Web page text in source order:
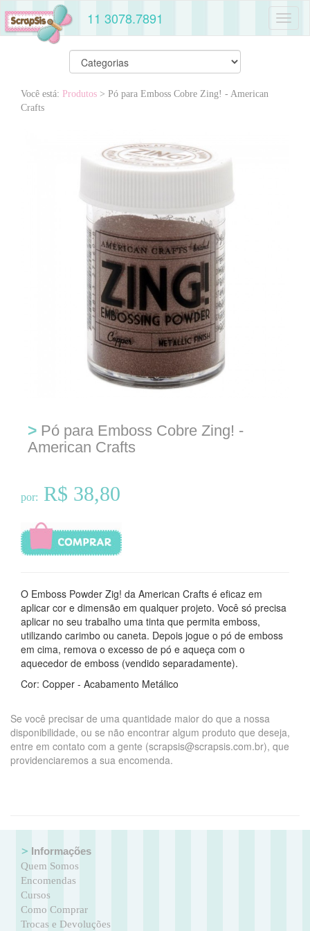
11 3078.7891
Você está: Produtos > Pó para Emboss Cobre Zing! - American
Crafts
> Pó para Emboss Cobre Zing! -
American Crafts
por: R$ 38,80
O Emboss Powder Zig! da American Crafts é eficaz em
aplicar cor e dimensão em qualquer projeto. Você só precisa
aplicar no seu trabalho uma tinta que permita emboss,
utilizando carimbo ou caneta. Depois jogue o pó de emboss
em cima, remova o excesso de pó e aqueça com o
aquecedor de emboss (vendido separadamente).
Cor: Copper - Acabamento Metálico
Se você precisar de uma quantidade maior do que a nossa
disponibilidade, ou se não encontrar algum produto que deseja,
entre em contato com a gente (scrapsis@scrapsis.com.br), que
providenciaremos a sua encomenda.
Informações
Quem Somos
Encomendas
Cursos
Como Comprar
Trocas e Devoluções